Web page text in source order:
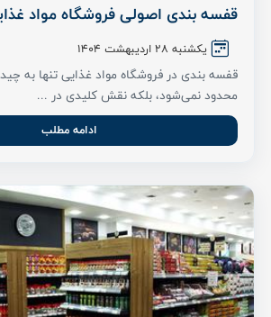
قفسه بندی اصولی فروشگاه مواد
یکشنبه ۲8 اردیبهشت ۱۴۰۴
قفسه بندی در فروشگاه مواد غذایی تنها به
محدود نمی‌شود، بلکه نقش کلیدی در ...
ادامه مطلب